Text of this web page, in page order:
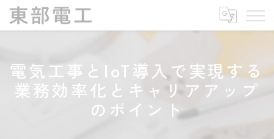
電気工事とIoT導入で実現する
業務効率化とキャリアアップ
のポイント